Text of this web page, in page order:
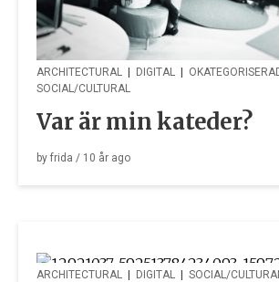
ARCHITECTURAL DIGITAL
SOCIAL/CULTURAL
Var är min kateder?
by frida / 10 år ago
ARCHITECTURAL DIGITAL SOCIAL/